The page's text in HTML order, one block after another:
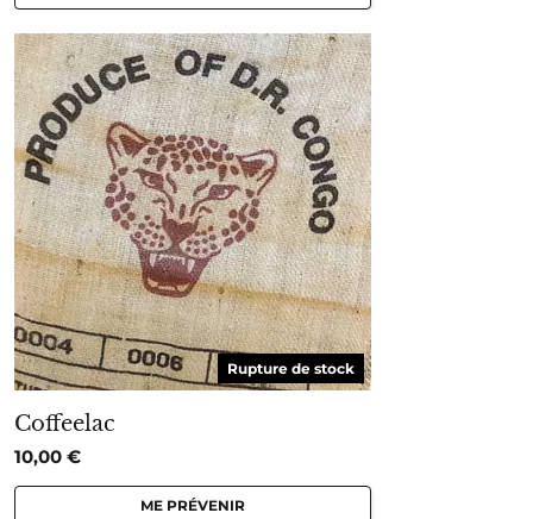
Rupture de stock
Coffeelac
10,00 €
ME PRÉVENIR